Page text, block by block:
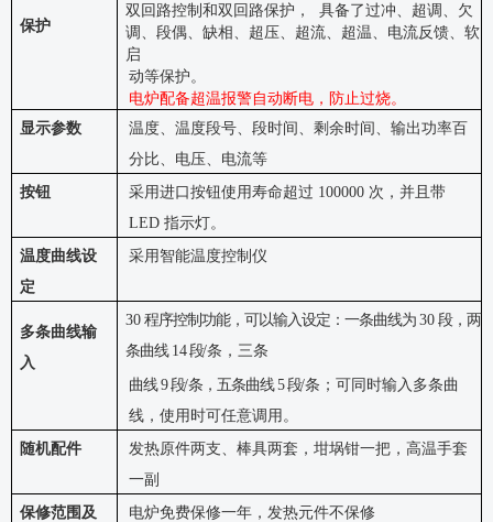
保护
双回路控制和双回路保护，
具备了过冲、超调、欠
调、段偶、缺相、超压、超流、超温、电流反馈、软
启
动等保护 。
电炉配备超温报警自动断电，防止过烧。
显示参数
温度、温度段号、段时间、剩余时间、输出功率百
分比、电压、电流等
按钮
采用进口按钮使用寿命超过 100000 次，并且带
LED 指示灯。
温度曲线设
定
采用智能温度控制仪
多条曲线输
入
30 程序控制功能，可以输入设定：一条曲线为 30 段，两
条曲线 14段/条，三条
曲线 9段/条，五条曲线 5段/条；可同时输入多条曲
线，使用时可任意调用。
随机配件
发热原件两支、棒具两套，坩埚钳一把，高温手套
一副
保修范围及
电炉免费保修一年，发热元件不保修